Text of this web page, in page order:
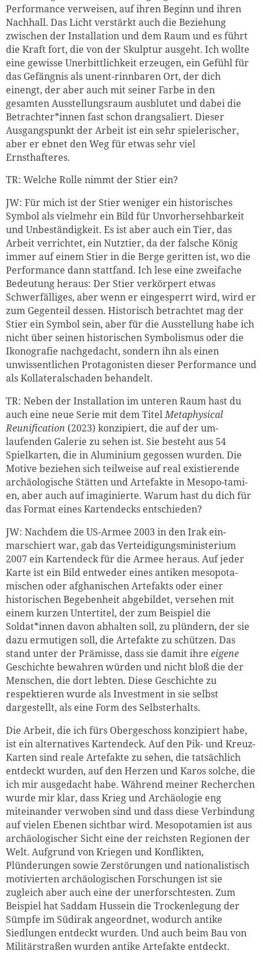
Performance verweisen, auf ihren Beginn und ihren
Nachhall. Das Licht verstärkt auch die Beziehung
zwischen der Installation und dem Raum und es führt
die Kraft fort, die von der Skulptur ausgeht. Ich wollte
eine gewisse Unerbittlichkeit erzeugen, ein Gefühl für
das Gefängnis als unent-rinnbaren Ort, der dich
einengt, der aber auch mit seiner Farbe in den
gesamten Ausstellungsraum ausblutet und dabei die
Betrachter*innen fast schon drangsaliert. Dieser
Ausgangspunkt der Arbeit ist ein sehr spielerischer,
aber er ebnet den Weg für etwas sehr viel
Ernsthafteres.
TR: Welche Rolle nimmt der Stier ein?
JW: Für mich ist der Stier weniger ein historisches
Symbol als vielmehr ein Bild für Unvorhersehbarkeit
und Unbeständigkeit. Es ist aber auch ein Tier, das
Arbeit verrichtet, ein Nutztier, da der falsche König
immer auf einem Stier in die Berge geritten ist, wo die
Performance dann stattfand. Ich lese eine zweifache
Bedeutung heraus: Der Stier verkörpert etwas
Schwerfälliges, aber wenn er eingesperrt wird, wird er
zum Gegenteil dessen. Historisch betrachtet mag der
Stier ein Symbol sein, aber für die Ausstellung habe ich
nicht über seinen historischen Symbolismus oder die
Ikonografie nachgedacht, sondern ihn als einen
unwissentlichen Protagonisten dieser Performance und
als Kollateralschaden behandelt.
TR: Neben der Installation im unteren Raum hast du
auch eine neue Serie mit dem TitelMetaphysical
Reunification (2023) konzipiert, die auf der um-
laufenden Galerie zu sehen ist. Sie besteht aus 54
Spielkarten, die in Aluminium gegossen wurden. Die
Motive beziehen sich teilweise auf real existierende
archäologische Stätten und Artefakte in Mesopo-tami-
en, aber auch auf imaginierte. Warum hast du dich für
das Format eines Kartendecks entschieden?
JW: Nachdem die US-Armee 2003 in den Irak ein-
marschiert war, gab das Verteidigungsministerium
2007 ein Kartendeck für die Armee heraus. Auf jeder
Karte ist ein Bild entweder eines antiken mesopota-
mischen oder afghanischen Artefakts oder einer
historischen Begebenheit abgebildet, versehen mit
einem kurzen Untertitel, der zum Beispiel die
Soldat*innen davon abhalten soll, zu plündern, der sie
dazu ermutigen soll, die Artefakte zu schützen. Das
stand unter der Prämisse, dass sie damit ihre eigene
Geschichte bewahren würden und nicht bloß die der
Menschen, die dort lebten. Diese Geschichte zu
respektieren wurde als Investment in sie selbst
dargestellt, als eine Form des Selbsterhalts.
Die Arbeit, die ich fürs Obergeschoss konzipiert habe,
ist ein alternatives Kartendeck. Auf den Pik- und Kreuz-
Karten sind reale Artefakte zu sehen, die tatsächlich
entdeckt wurden, auf den Herzen und Karos solche, die
ich mir ausgedacht habe. Während meiner Recherchen
wurde mir klar, dass Krieg und Archäologie eng
miteinander verwoben sind und dass diese Verbindung
auf vielen Ebenen sichtbar wird. Mesopotamien ist aus
archäologischer Sicht eine der reichsten Regionen der
Welt. Aufgrund von Kriegen und Konflikten,
Plünderungen sowie Zerstörungen und nationalistisch
motivierten archäologischen Forschungen ist sie
zugleich aber auch eine der unerforschtesten. Zum
Beispiel hat Saddam Hussein die Trockenlegung der
Sümpfe im Südirak angeordnet, wodurch antike
Siedlungen entdeckt wurden. Und auch beim Bau von
Militärstraßen wurden antike Artefakte entdeckt.